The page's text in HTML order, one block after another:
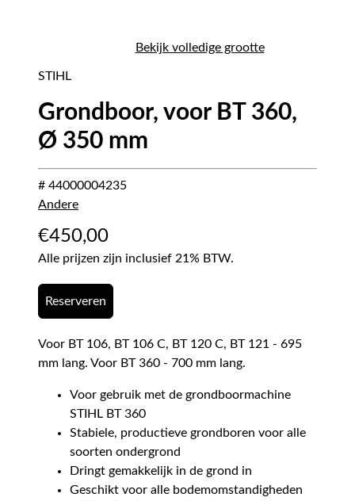
Bekijk volledige grootte
STIHL
Grondboor, voor BT 360,
Ø 350 mm
# 44000004235
Andere
€450,00
Alle prijzen zijn inclusief 21% BTW.
Reserveren
Voor BT 106, BT 106 C, BT 120 C, BT 121 - 695
mm lang. Voor BT 360 - 700 mm lang.
Voor gebruik met de grondboormachine
STIHL BT 360
Stabiele, productieve grondboren voor alle
soorten ondergrond
Dringt gemakkelijk in de grond in
Geschikt voor alle bodemomstandigheden